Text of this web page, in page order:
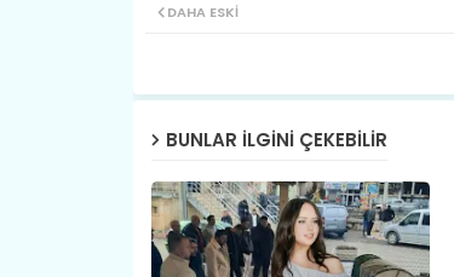
DAHA ESKI
BUNLAR ILGINI ÇEKEBILIR